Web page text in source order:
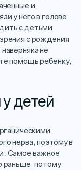
и
у него в голове.
с детьми
с рождения
не
помощь ребенку,
детей
нерва, поэтому в
Самое важное
раньше, потому